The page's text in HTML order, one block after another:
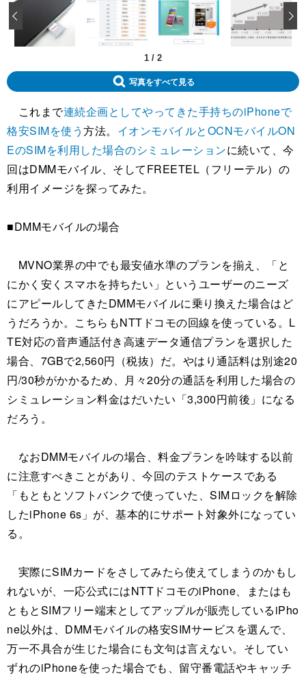
1 / 2
‹
写真をすべて見る
これまで連続企画としてやってきた手持ちのiPhoneで
格安SIMを使う方法。 イオンモバイルとOCNモバイルON
EのSIMを利用した場合のシミュレーションに続いて、今
回はDMMモバイル、そしてFREETEL（フリーテル）の
利用イメージを探ってみた。
■DMMモバイルの場合
MVNO業界の中でも最安値水準のプランを揃え、「と
にかく安くスマホを持ちたい」というユーザーのニーズ
にアピールしてきたDMMモバイルに乗り換えた場合はど
うだろうか。こちらもNTTドコモの回線を使っている。L
TE対応の音声通話付き高速データ通信プランを選択した
場合、7GBで2,560円（税抜）だ。やはり通話料は別途20
円/30秒がかかるため、月々20分の通話を利用した場合の
シミュレーション料金はだいたい「3,300円前後」になる
だろう。
なおDMMモバイルの場合、料金プランを吟味する以前
に注意すべきことがあり、今回のテストケースである
「もともとソフトバンクで使っていた、SIMロックを解除
したiPhone 6s」が、基本的にサポート対象外になってい
る。
実際にSIMカードをさしてみたら使えてしまうのかもし
れないが、一応公式にはNTTドコモのiPhone、またはも
ともとSIMフリー端末としてアップルが販売しているiPho
ne以外は、DMMモバイルの格安SIMサービスを選んで、
万一不具合が生じた場合にも文句は言えない。そしてい
ずれのiPhoneを使った場合でも、留守番電話やキャッチ